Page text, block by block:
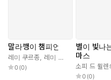
말라깽이 챔피언
레미 쿠르종, 레미 쿠르종 ,권지현
0 (0)
별이 빛나
마스
소피 드 뮐렌
0 (0)